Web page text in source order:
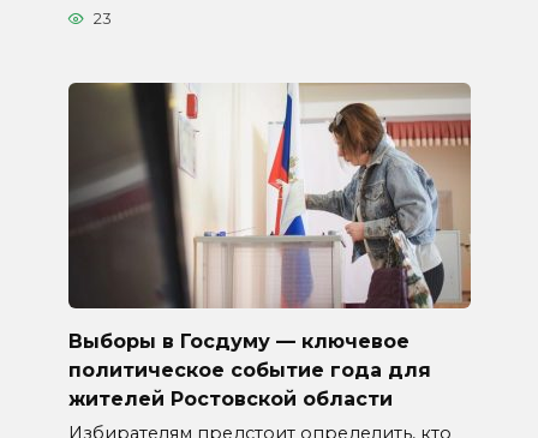
23
Выборы в Госдуму — ключевое
политическое событие года для
жителей Ростовской области